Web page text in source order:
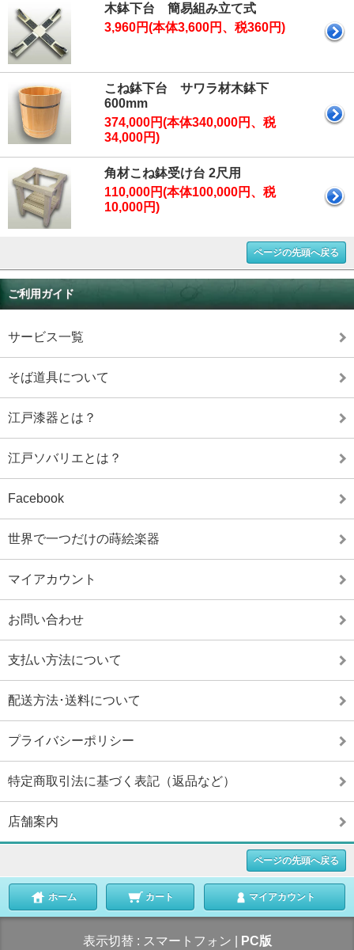
木鉢下台 簡易組み立て式
3,960円(本体3,600円、税360円)
こね鉢下台 サワラ材木鉢下
600mm
374,000円(本体340,000円、税
34,000円)
角材こね鉢受け台 2尺用
110,000円(本体100,000円、税
10,000円)
ページの先頭へ戻る
ご利用ガイド
サービス一覧
そば道具について
江戸漆器とは？
江戸ソバリエとは？
Facebook
世界で一つだけの蒔絵楽器
マイアカウント
お問い合わせ
支払い方法について
配送方法･送料について
プライバシーポリシー
特定商取引法に基づく表記（返品など）
店舗案内
ページの先頭へ戻る
ホーム カート マイアカウント
表示切替 : スマートフォン PC版